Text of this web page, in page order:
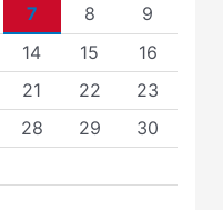
7 8
9
14 15
16
21 22
23
28 29
30